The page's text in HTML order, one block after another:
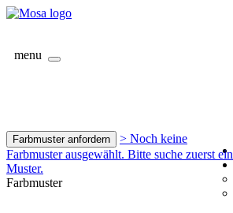
menu
Farbmuster anfordern
> Noch keine
Farbmuster ausgewählt. Bitte suche zuerst ein
Muster.
Farbmuster